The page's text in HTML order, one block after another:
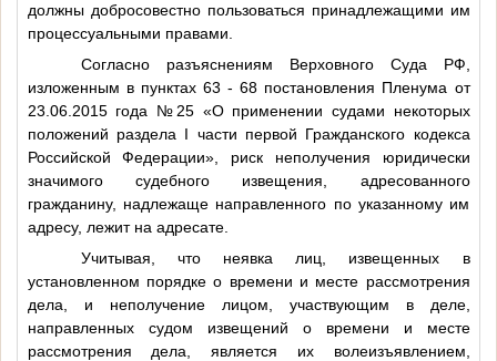
должны добросовестно пользоваться принадлежащими им
процессуальными правами.
Согласно разъяснениям Верховного Суда РФ,
изложенным в пунктах 63 - 68 постановления Пленума от
23.06.2015 года №25 «О применении судами некоторых
положений раздела I части первой Гражданского кодекса
Российской Федерации», риск неполучения юридически
значимого судебного извещения, адресованного
гражданину, надлежаще направленного по указанному им
адресу, лежит на адресате.
Учитывая, что неявка лиц, извещенных в
установленном порядке о времени и месте рассмотрения
дела, и неполучение лицом, участвующим в деле,
направленных судом извещений о времени и месте
рассмотрения дела, является их волеизъявлением,